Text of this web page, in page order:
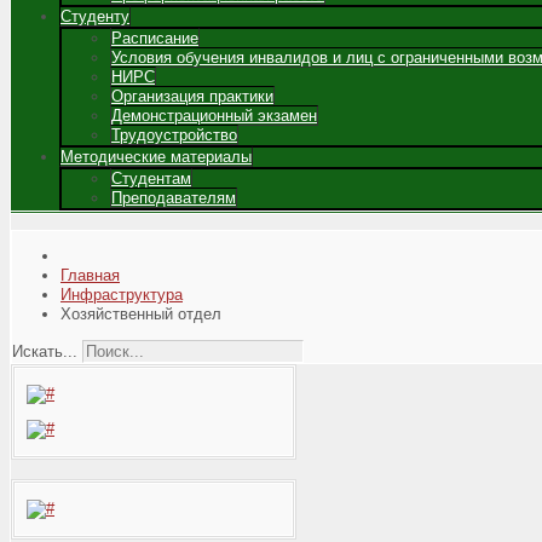
Студенту
Расписание
Условия обучения инвалидов и лиц с ограниченными
НИРС
Организация практики
Демонстрационный экзамен
Трудоустройство
Методические материалы
Студентам
Преподавателям
Главная
Инфраструктура
Хозяйственный отдел
Искать...